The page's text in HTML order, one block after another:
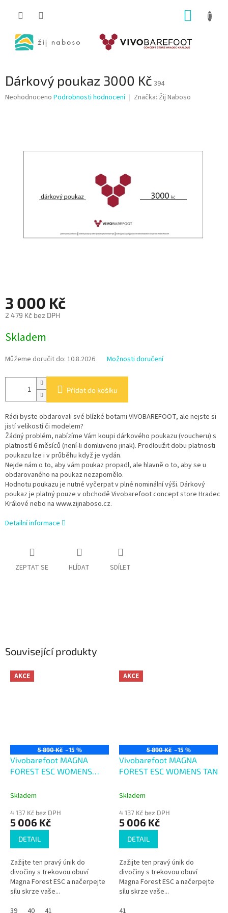
Dárkový poukaz 3000 Kč 394
Průměrné
Neohodnoceno Podrobnosti hodnocení Značka: Žij Naboso
3 000 Kč
2 479 Kč bez DPH
cena:
Skladem
Můžeme doručit do: 10.8.2026 Možnosti doručení
Přidat do košíku
Rádi byste obdarovali své blízké botami VIVOBAREFOOT, ale nejste si
jistí velikostí či modelem?
Žádný problém, nabízíme Vám koupi dárkového poukazu (voucheru) s
platností 6 měsíců (není-li domluveno jinak). Prodloužit dobu platnosti
poukazu lze i v průběhu když je vydán.
Nejde nám o to, aby vám poukaz propadl, ale hlavně o to, aby se u
obdarovaného na poukaz nezapomělo.
Hodnotu poukazu je nutné vyčerpat v plné nominální výši. Dárkový
poukaz je platný pouze v obchodě Vivobarefoot concept store Hradec
Králové nebo na www.zijnaboso.cz.
Detailní informace
ZEPTAT SE HLÍDAT SDÍLET
Související produkty
AKCE
5 890 Kč –15 %
Vivobarefoot MAGNA
FOREST ESC WOMENS
Skladem
4 137 Kč bez DPH
5 006 Kč
DETAIL
Zažijte ten pravý únik do
divočiny s trekovou obuví
Magna Forest ESC a načerpejte
sílu skrze vaše...
39
40 41
AKCE
5 890 Kč –15 %
Vivobarefoot MAGNA
FOREST ESC WOMENS TAN
Skladem
4 137 Kč bez DPH
5 006 Kč
DETAIL
Zažijte ten pravý únik do
divočiny s trekovou obuví
Magna Forest ESC a načerpejte
sílu skrze vaše...
41